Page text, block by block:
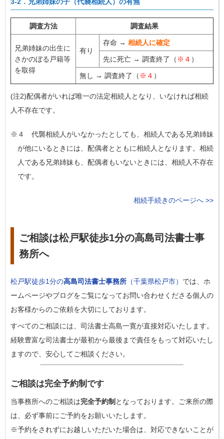
調査方法 調査結果
兄弟姉妹の出生に
さかのぼる戸籍等
を取得
有り
存命 → 相続人に確定
先に死亡 → 調査終了（ ※４ ）
無し → 調査終了（ ※４ ）
(注2)配偶者がいれば唯一の法定相続人となり、いなければ相続
人不存在です。
※４ 代襲相続人がいなかったとしても、相続人である兄弟姉妹
が他にいるときには、配偶者とともに相続人となります。相続
人である兄弟姉妹も、配偶者もいないときには、相続人不存在
です。
相続手続きのページへ >>
ご相談は松戸駅徒歩1分の高島司法書士事
務所へ
松戸駅徒歩1分の高島司法書士事務所 （千葉県松戸市） では、ホ
ームページやブログをご覧になってお問い合わせくださる個人の
お客様からのご依頼を大切にしております。
すべてのご相談には、司法書士高島一寛が直接対応いたします。
経験豊富な司法書士が最初から最後まで責任をもって対応いたし
ますので、安心してご相談ください。
ご相談は完全予約制です
当事務所へのご相談は完全予約制 となっております。ご来所の際
は、必ず事前にご予約をお願いいたします。
※予約をされずにお越しいただいた場合は、対応できないことが